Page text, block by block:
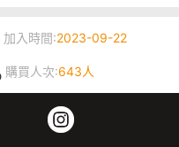
加入時間:2023-09-22
購買人次:643人